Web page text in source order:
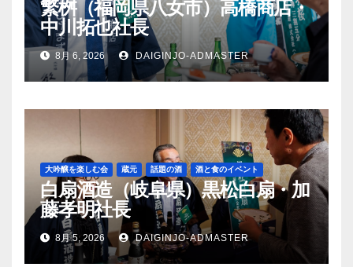
繁桝（福岡県八女市）高橋商店・
中川拓也社長
8月 6, 2026 DAIGINJO-ADMASTER
大吟醸を楽しむ会 蔵元 話題の酒 酒と食のイベント
白扇酒造（岐阜県）黒松白扇・加
藤孝明社長
8月 5, 2026 DAIGINJO-ADMASTER